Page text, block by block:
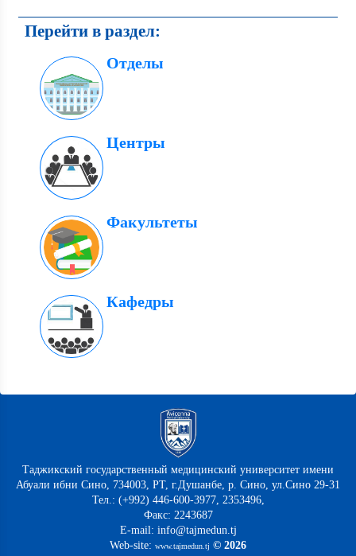
Перейти в раздел:
Отделы
Центры
Факультеты
Кафедры
Таджикский государственный медицинский университет имени
Абуали ибни Сино, 734003, РТ, г.Душанбе, р. Сино, ул.Сино 29-31
Тел.: (+992) 446-600-3977, 2353496,
Факс: 2243687
E-mail: info@tajmedun.tj
Web-site: www.tajmedun.tj © 2026